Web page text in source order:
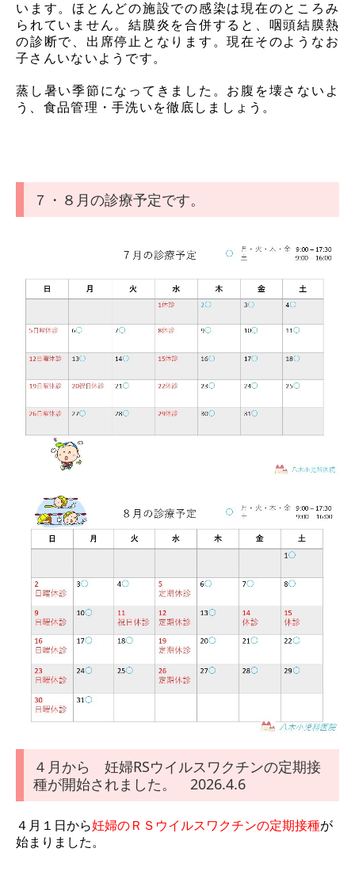
います。ほとんどの施設での感染は現在のところみ
られていません。結膜炎を合併すると、咽頭結膜熱
の診断で、出席停止となります。現在そのようなお
子さんいないようです。
蒸し暑い季節になってきました。お腹を壊さないよ
う、食品管理・手洗いを徹底しましょう。
７・８月の診療予定です。
４月から 妊婦RSウイルスワクチンの定期接
種が開始されました。 2026.4.6
４月１日から妊婦のＲＳウイルスワクチンの定期接種が
始まりました。